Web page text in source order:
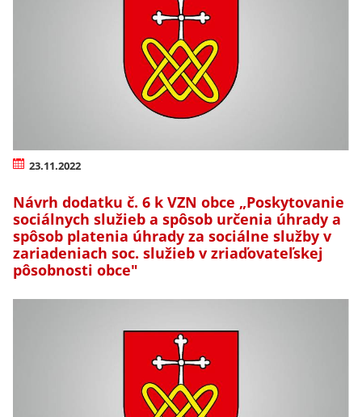
23.11.2022
Návrh dodatku č. 6 k VZN obce „Poskytovanie
sociálnych služieb a spôsob určenia úhrady a
spôsob platenia úhrady za sociálne služby v
zariadeniach soc. služieb v zriaďovateľskej
pôsobnosti obce"